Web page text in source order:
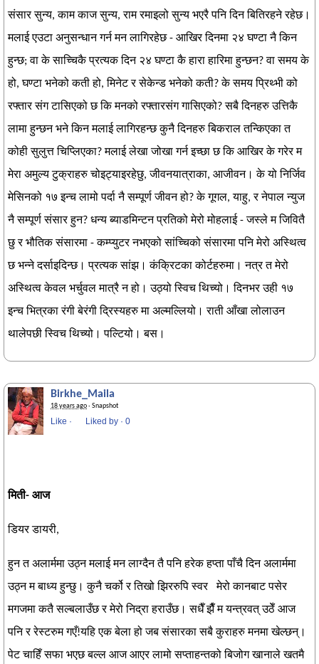
संसार सुन्य, काम काज सुन्य, राम रमाइलो सुन्य भएरै पनि दिन बितिरहने रहेछ।
मलाई एउटा अनुसन्धान गर्न मन लागिरहेछ - आखिर दिनमा २४ घण्टा नै किन
हुन्छ; वा के साच्चिकै प्रत्यक दिन २४ घण्टा कै हारा हारिमा हुन्छन? वा समय के
हो, घण्टा भनेको कती हो, मिनेट र सेकेन्ड भनेको कती? के समय प्रिथ्भी को
रफ्तार संग टासिएको छ कि मनको रफ्तारसंग गासिएको? सबै दिनहरु उत्तिकै
लामा हुन्छन भने किन मलाई लागिरहन्छ कुनै दिनहरु बिकराल तन्किएका त
कोही सुलुत्त चिप्लिएका? मलाई लेखा जोखा गर्न इच्छा छ कि आखिर के गरेर म
मेरा अमुल्य टुक्राहरु चोइट्याइरहेछु, जीवनयात्राका, आजीवन। के यो निर्जिव
मेसिनको १७ इन्च लामो पर्दा नै सम्पूर्ण जीवन हो? के गूगल, याहु, र नेपाल न्युज
नै सम्पूर्ण संसार हुन? धन्य ब्याडमिन्टन प्रतिको मेरो मोहलाई - जस्ले म जिवितै
छु र भौतिक संसारमा - कम्प्युटर नभएको सांच्चिको संसारमा पनि मेरो अस्थित्व
छ भन्ने दर्साइदिन्छ। प्रत्यक सांझ। कंक्रिटका कोर्टहरुमा। नत्र त मेरो
अस्थित्व केवल भर्चुवल मात्रै न हो। उठ्यो स्विच थिच्यो। दिनभर उही १७
इन्च भित्रका रंगी बेरंगी द्रिस्यहरु मा अल्मल्लियो। राती आँखा लोलाउन
थालेपछी स्विच थिच्यो। पल्टियो। बस।
Birkhe_Maila
18 years ago· Snapshot
Like · Liked by · 0
मिती- आज
डियर डायरी,
हुन त अलार्ममा उठ्न मलाई मन लाग्दैन तै पनि हरेक हप्ता पाँचै दिन अलार्ममा
उठ्न म बाध्य हुन्छु। कुनै चर्को र तिखो झिररुपि स्वर मेरो कानबाट पसेर
मगजमा कतै सल्बलाउँछ र मेरो निद्रा हराउँछ। सधैँ झैँ म यन्त्रवत् उठेँ आज
पनि र रेस्टरुम गएँ!यहि एक बेला हो जब संसारका सबै कुराहरु मनमा खेल्छन्।
पेट चाहिँ सफा भएछ बल्ल आज आएर लामो सप्ताहन्तको बिजोग खानाले खतमै